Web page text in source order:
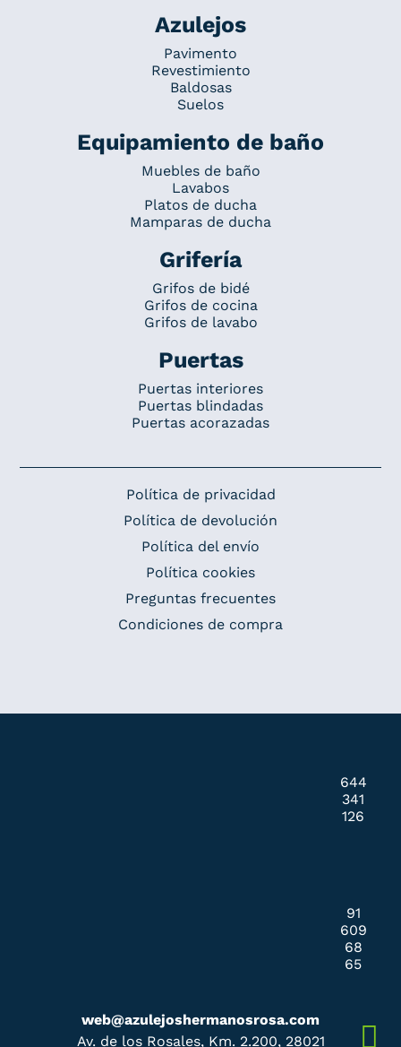
Azulejos
Pavimento
Revestimiento
Baldosas
Suelos
Equipamiento de baño
Muebles de baño
Lavabos
Platos de ducha
Mamparas de ducha
Grifería
Grifos de bidé
Grifos de cocina
Grifos de lavabo
Puertas
Puertas interiores
Puertas blindadas
Puertas acorazadas
Política de privacidad
Política de devolución
Política del envío
Política cookies
Preguntas frecuentes
Condiciones de compra
644
341
126
91
609
68
65
web@azulejoshermanosrosa.com
Av. de los Rosales, Km. 2.200, 28021